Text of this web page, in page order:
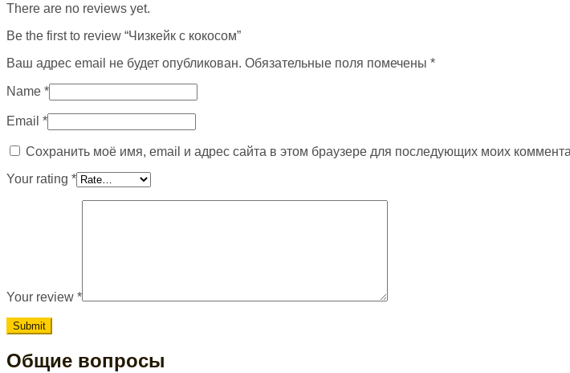
There are no reviews yet.
Be the first to review “Чизкейк с кокосом”
Ваш адрес email не будет опубликован. Обязательные поля помечены *
Name *
Email *
Сохранить моё имя, email и адрес сайта в этом браузере для последующих моих
Your rating *
Your review *
Общие вопросы